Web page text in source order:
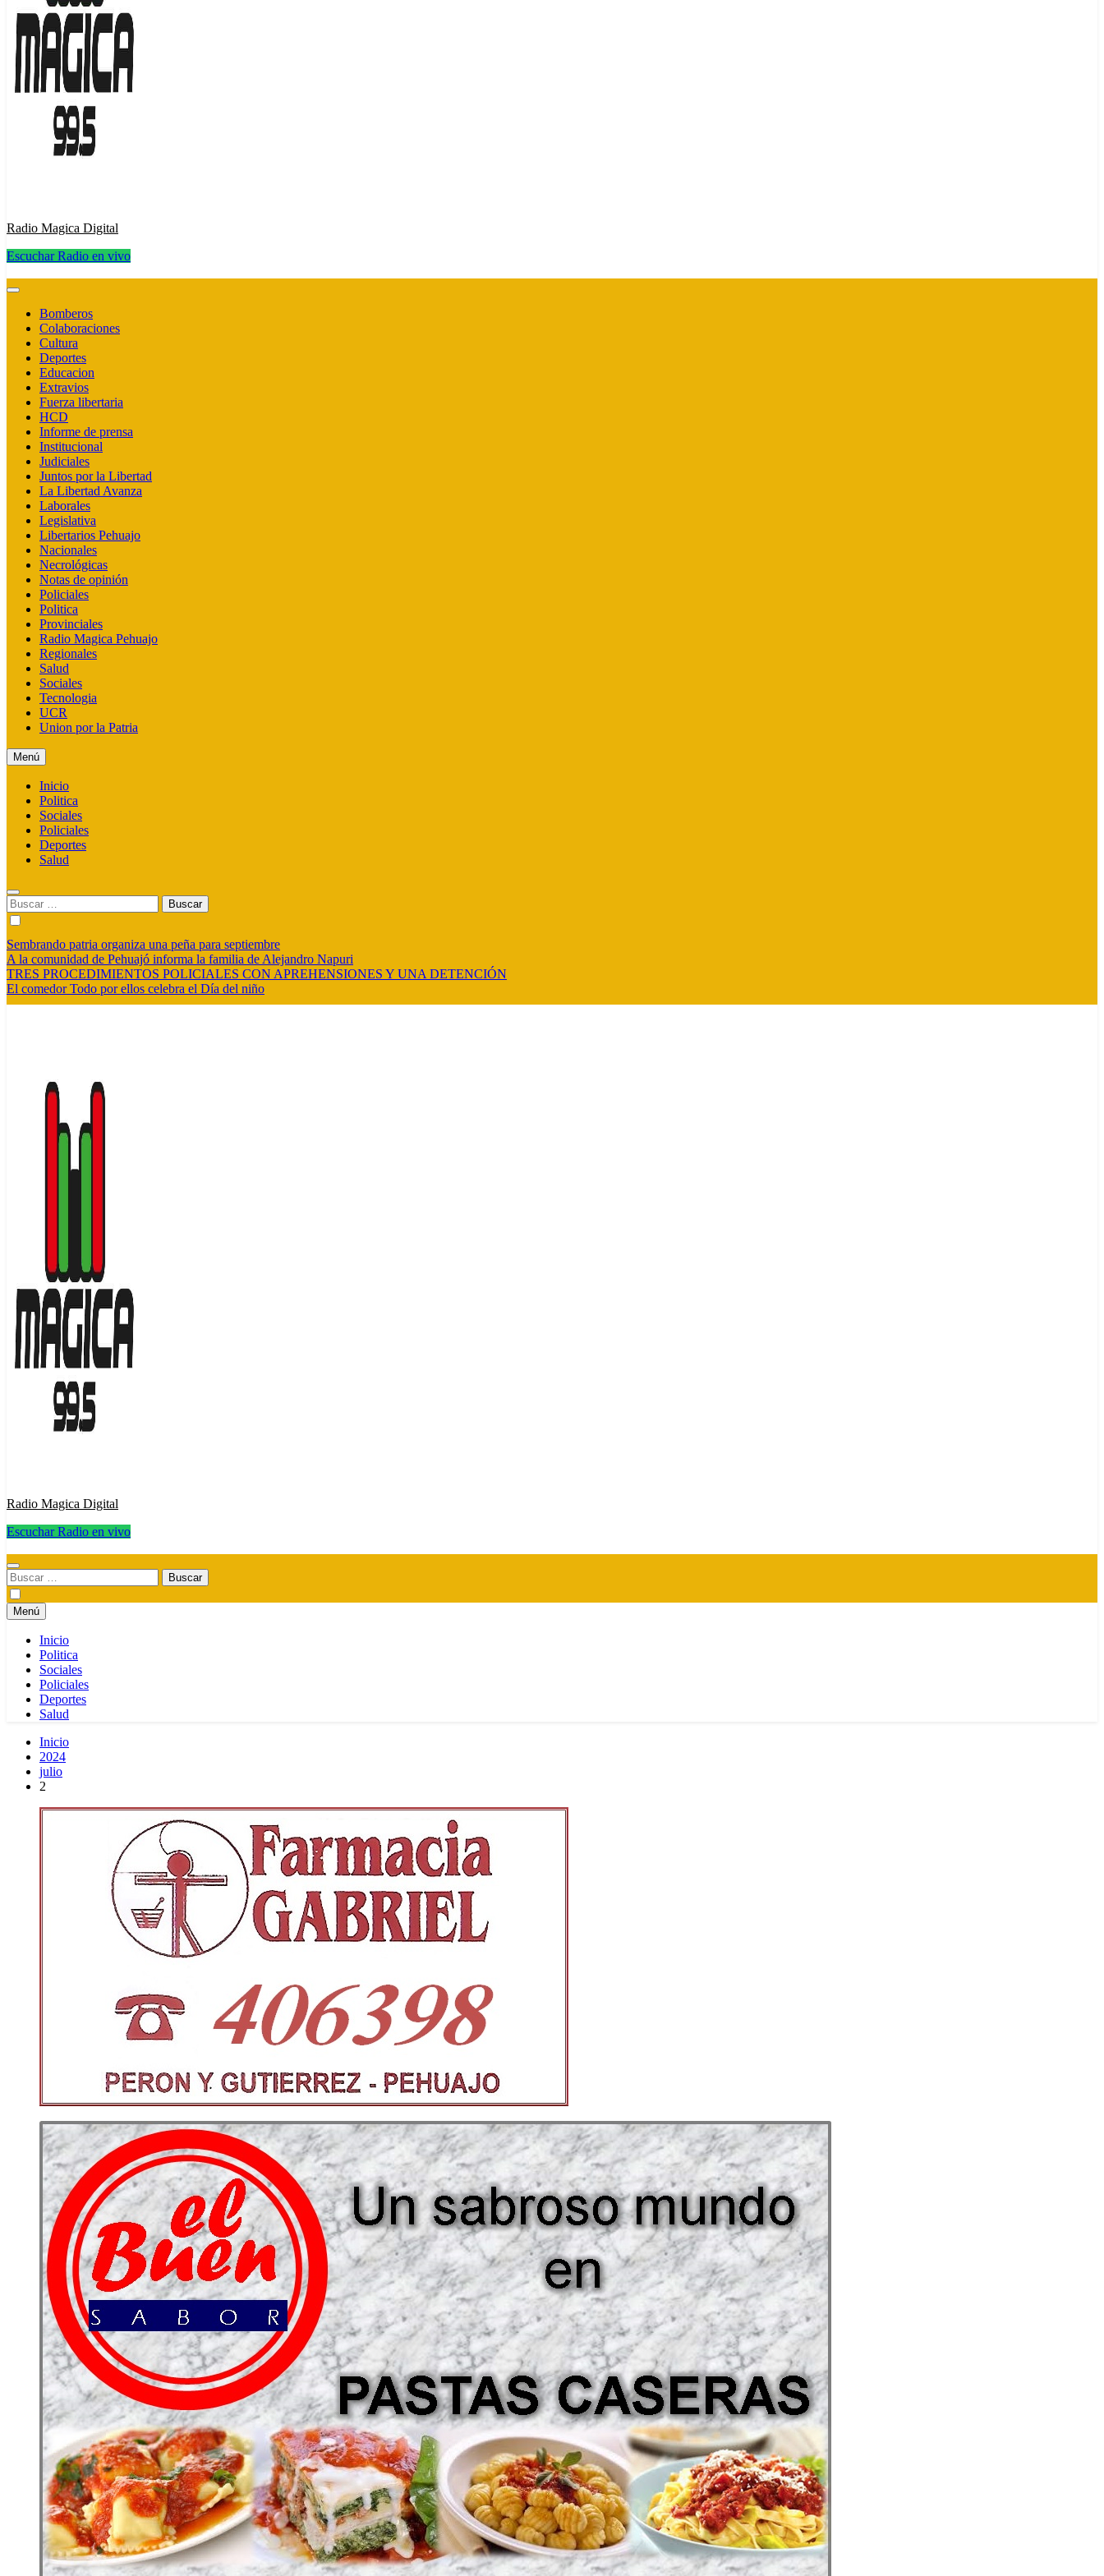
Radio Magica Digital
Escuchar Radio en vivo
Bomberos
Colaboraciones
Cultura
Deportes
Educacion
Extravios
Fuerza libertaria
HCD
Informe de prensa
Institucional
Judiciales
Juntos por la Libertad
La Libertad Avanza
Laborales
Legislativa
Libertarios Pehuajo
Nacionales
Necrológicas
Notas de opinión
Policiales
Politica
Provinciales
Radio Magica Pehuajo
Regionales
Salud
Sociales
Tecnologia
UCR
Union por la Patria
Menú
Inicio
Politica
Sociales
Policiales
Deportes
Salud
Buscar:
Sembrando patria organiza una peña para septiembre
A la comunidad de Pehuajó informa la familia de Alejandro Napuri
TRES PROCEDIMIENTOS POLICIALES CON APREHENSIONES Y UNA DETENCIÓN
El comedor Todo por ellos celebra el Día del niño
Radio Magica Digital
Escuchar Radio en vivo
Buscar:
Menú
Inicio
Politica
Sociales
Policiales
Deportes
Salud
Inicio
2024
julio
2